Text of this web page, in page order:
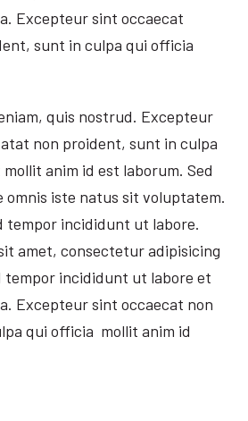
Excepteur sint occaecat
sunt in culpa qui officia
quis nostrud. Excepteur
non proident, sunt in culpa
anim id est laborum. Sed
omnis iste natus sit voluptatem.
tempor incididunt ut labore.
amet, consectetur adipisicing
tempor incididunt ut labore et
Excepteur sint occaecat non
qui officia mollit anim id